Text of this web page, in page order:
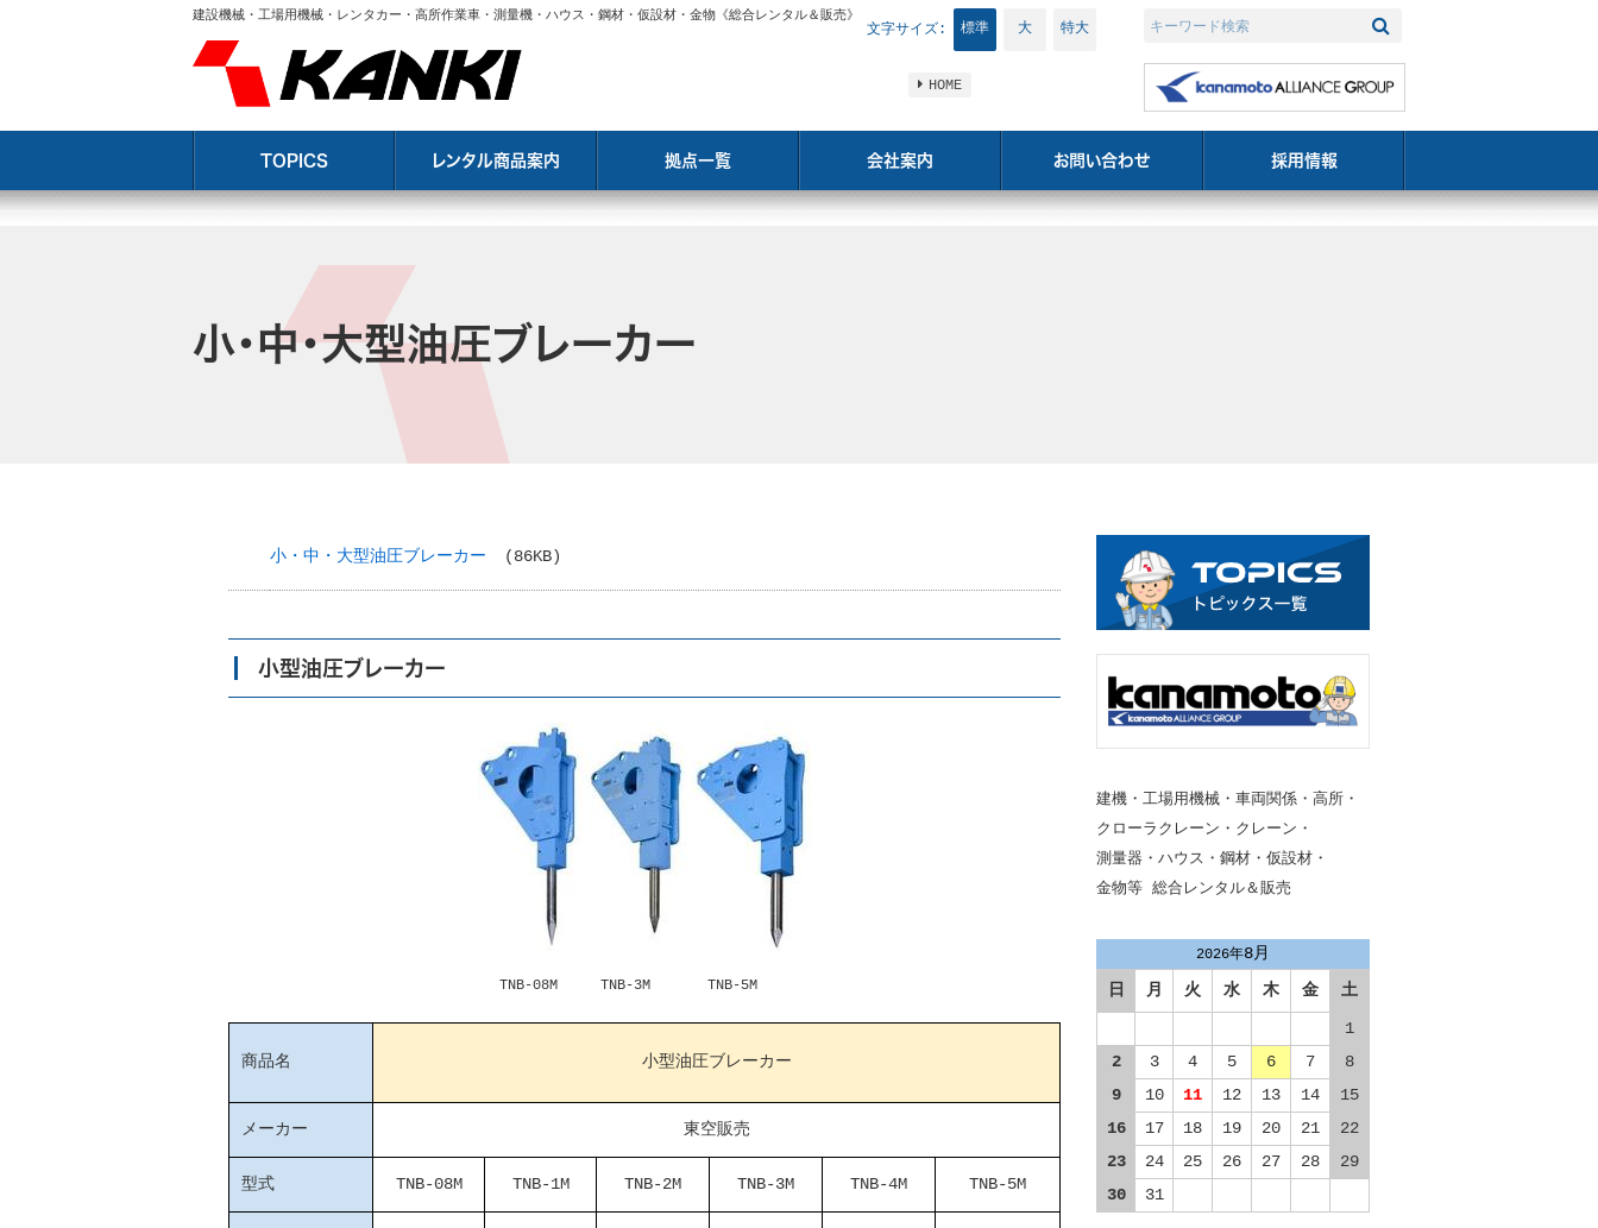
建設機械・工場用機械・レンタカー・高所作業車・測量機・ハウス・鋼材・仮設材・金物《総合レンタル＆販売》
文字サイズ: 標準 大 特大
HOME
TOPICS レンタル商品案内 拠点一覧 会社案内 お問い合わせ 採用情報
小・中・大型油圧ブレーカー
小・中・大型油圧ブレーカー (86KB)
小型油圧ブレーカー
TNB-08M TNB-3M TNB-5M
商品名 小型油圧ブレーカー
メーカー 東空販売
型式 TNB-08M TNB-1M TNB-2M TNB-3M TNB-4M TNB-5M
建機・工場用機械・車両関係・高所・
クローラクレーン・クレーン・
測量器・ ハウス・鋼材・仮設材・
金物等 総合レンタル＆販売
2026年8月
日
月 火 水 木 金
土
1
2
3 4 5 6 7
8
9
10 11 12 13 14
15
16
17 18 19 20 21
22
23
24 25 26 27 28
29
30
31